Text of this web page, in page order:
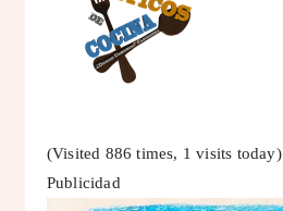
(Visited 886 times, 1 visits today)
Publicidad